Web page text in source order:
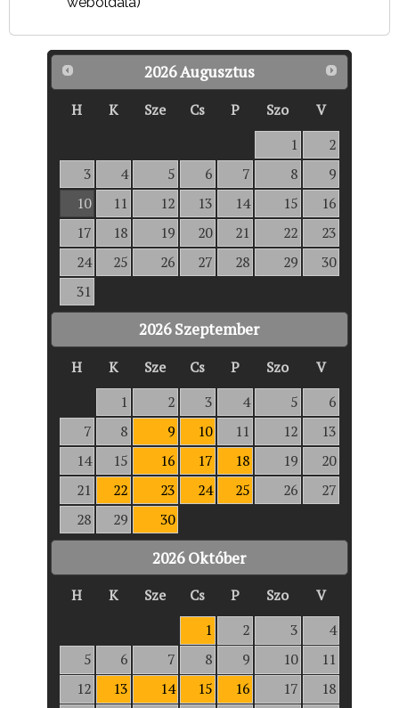
2026Augusztus
H K Sze Cs P Szo
V
1
2
3
4 5 6 7 8
9
10
11 12 13 14 15
16
17
18 19 20 21 22
23
24
25 26 27 28 29
30
31
2026Szeptember
H K Sze Cs P Szo
V
1
2 3 4 5
6
7
8 9 10 11 12
13
14
15 16 17 18 19
20
21
22 23 24 25 26
27
28
29 30
2026Október
H K Sze Cs P Szo
V
1
2 3
4
5
6 7 8 9 10
11
12
13 14 15 16 17
18